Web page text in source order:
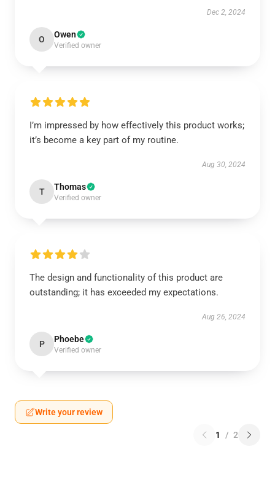
Dec 2, 2024
O Owen
Verified owner
I’m impressed by how effectively this product works;
it’s become a key part of my routine.
Aug 30, 2024
T Thomas
Verified owner
The design and functionality of this product are
outstanding; it has exceeded my expectations.
Aug 26, 2024
P Phoebe
Verified owner
Write your review
1 / 2